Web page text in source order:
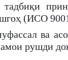
(ИСО
ва
рушди